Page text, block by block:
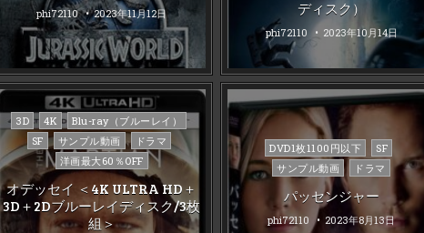
phi72110 2023年11月12日
ディスク）
phi72110 2023年10月14日
Posted
3D 4K
Blu-ray（ブルーレイ）
SF
サンプル動画
ドラマ
洋画最大60％OFF
オデッセイ ＜4K ULTRA HD＋
3D＋2Dブルーレイディスク/3枚
組＞
Posted
in
DVD1枚1100円以下
SF
サンプル動画
ドラマ
パッセンジャー
phi72110 2023年8月13日